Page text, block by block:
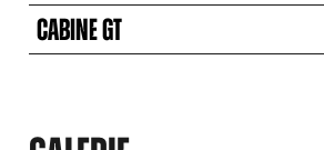
CABINE GT